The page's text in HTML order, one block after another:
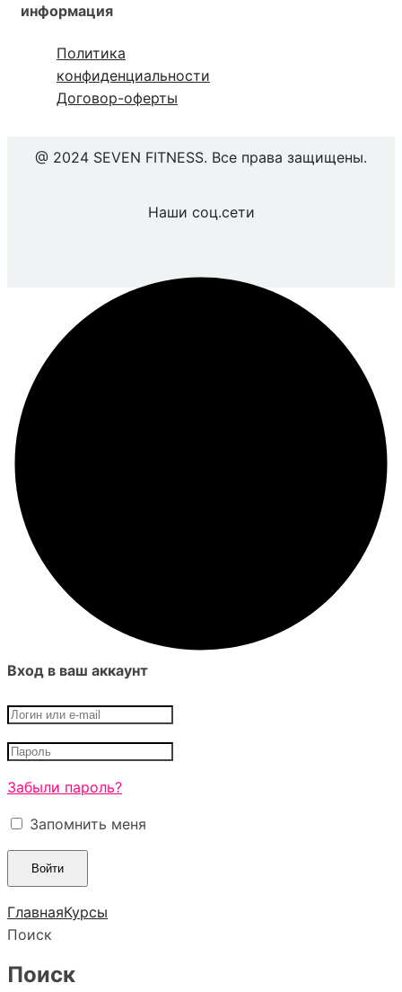
информация
Политика
конфиденциальности
Договор-оферты
@ 2024 SEVEN FITNESS. Все права защищены.
Наши соц.сети
Вход в ваш аккаунт
Забыли пароль?
Запомнить меня
ГлавнаяКурсы
Поиск
Поиск